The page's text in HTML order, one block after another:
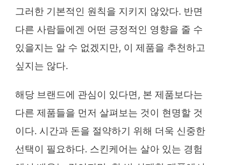
그러한 기본적인 원칙을 지키지 않았다. 반면
다른 사람들에겐 어떤 긍정적인 영향을 줄 수
있을지는 알 수 없겠지만, 이 제품을 추천하고
싶지는 않다.
해당 브랜드에 관심이 있다면, 본 제품보다는
다른 제품들을 먼저 살펴보는 것이 현명할 것
이다. 시간과 돈을 절약하기 위해 더욱 신중한
선택이 필요하다. 스킨케어는 살아 있는 경험